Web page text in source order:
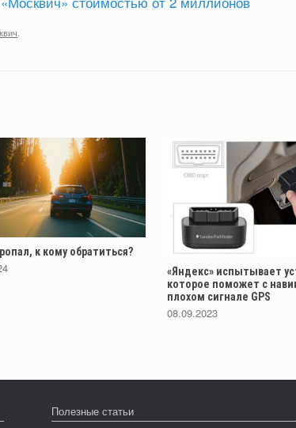
к кому обратиться?
«Яндекс» испытывает
которое поможет с
плохом сигнале GPS
08.09.2023
Полезные статьи